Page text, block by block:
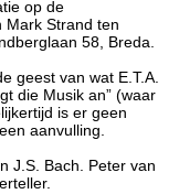
op de
Mark Strand ten
58, Breda.
geest van wat E.T.A.
die Musik an” (waar
is er geen
aanvulling.
J.S. Bach. Peter van